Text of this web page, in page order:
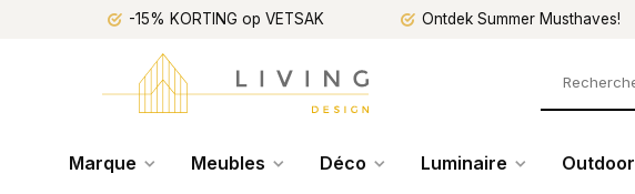
-15% KORTING op VETSAK Ontdek Summer Musthaves!
Marque Meubles Déco Luminaire Outdoor